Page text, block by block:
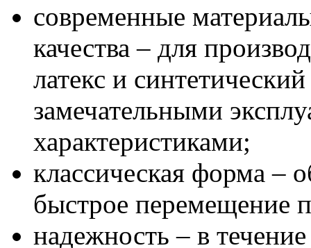
современные
качества – для
латекс и
замечательными
характеристиками;
классическая форма –
быстрое перемещение
надежность – в